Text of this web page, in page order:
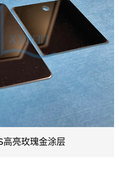
亮玫瑰金涂层